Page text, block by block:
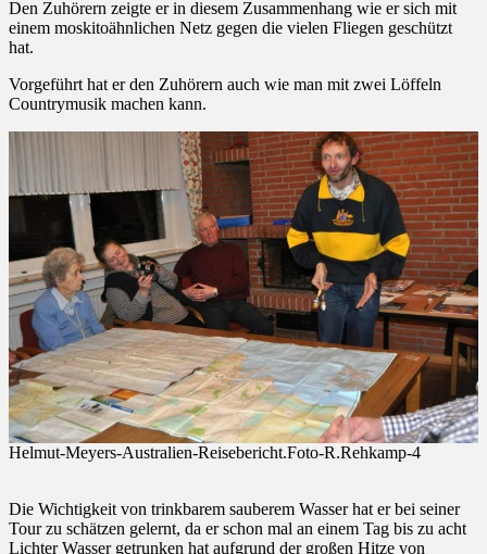
Den Zuhörern zeigte er in diesem Zusammenhang wie er sich mit
einem moskitoähnlichen Netz gegen die vielen Fliegen geschützt
hat.
Vorgeführt hat er den Zuhörern auch wie man mit zwei Löffeln
Countrymusik machen kann.
Helmut-Meyers-Australien-Reisebericht.Foto-R.Rehkamp-4
Die Wichtigkeit von trinkbarem sauberem Wasser hat er bei seiner
Tour zu schätzen gelernt, da er schon mal an einem Tag bis zu acht
Lichter Wasser getrunken hat aufgrund der großen Hitze von